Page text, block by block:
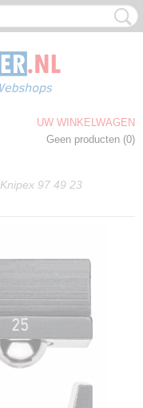
UW WINKELWAGEN
Geen producten (0)
Knipex 97 49 23